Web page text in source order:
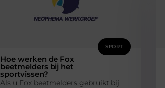
SPORT
Hoe werken de Fox
beetmelders bij het
sportvissen?
Als u Fox beetmelders gebruikt bij